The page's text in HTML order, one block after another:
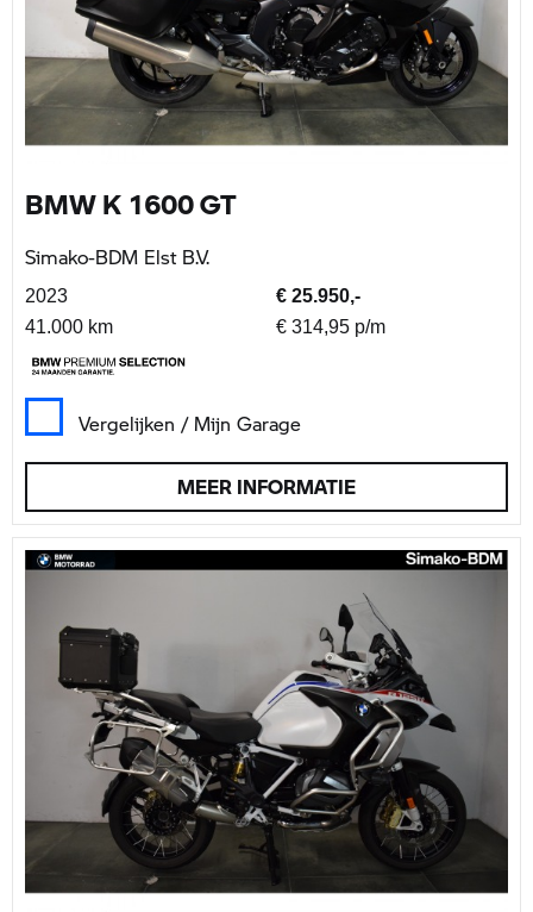
BMW K 1600 GT
Simako-BDM Elst B.V.
2023
€ 25.950,-
41.000 km
€ 314,95 p/m
Vergelijken / Mijn Garage
MEER INFORMATIE